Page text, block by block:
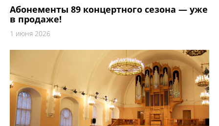
Абонементы 89 концертного сезона — уже
в продаже!
1 июня 2026